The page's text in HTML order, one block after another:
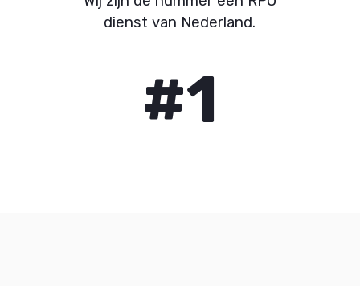
dienst van Nederland.
#1